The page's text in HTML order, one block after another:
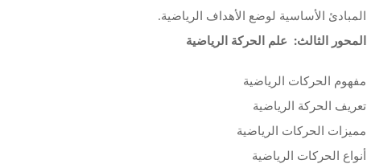
المبادئ الأساسية لوضع الأهداف الرياضية.
المحور الثالث: علم الحركة الرياضية
مفهوم الحركات الرياضية
تعريف الحركة الرياضية
مميزات الحركات الرياضية
أنواع الحركات الرياضية